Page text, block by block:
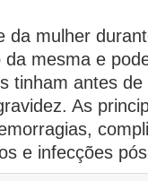
da mulher
mesma e
tinham antes
As
e infecções